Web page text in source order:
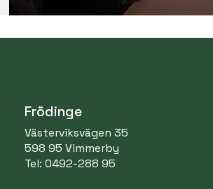
Frödinge
Västerviksvägen 35
598 95 Vimmerby
Tel: 0492-288 95